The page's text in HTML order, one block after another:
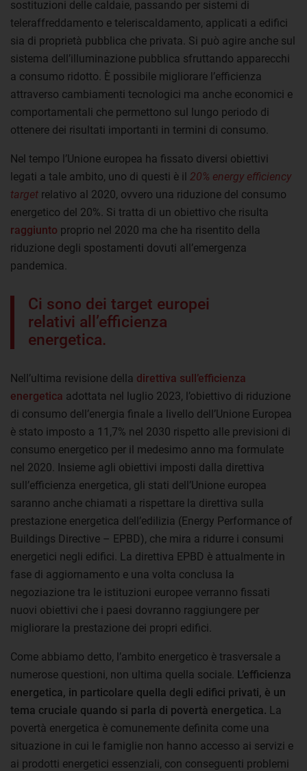
sostituzioni delle caldaie, passando per sistemi di
teleraffreddamento e teleriscaldamento, applicati a edifici
sia di proprietà pubblica che privata. Si può agire anche sul
sistema dell’illuminazione pubblica sfruttando apparecchi
a consumo ridotto. È possibile migliorare l’efficienza
attraverso cambiamenti tecnologici ma anche economici e
comportamentali che permettono sul lungo periodo di
ottenere dei risultati importanti in termini di consumo.
Nel tempo l’Unione europea ha fissato diversi obiettivi
legati a tale ambito, uno di questi è il 20% energy efficiency
target relativo al 2020, ovvero una riduzione del consumo
energetico del 20%. Si tratta di un obiettivo che risulta
raggiunto proprio nel 2020 ma che ha risentito della
riduzione degli spostamenti dovuti all’emergenza
pandemica.
Ci sono dei target europei
relativi all’efficienza
energetica.
Nell’ultima revisione della direttiva sull’efficienza
energetica adottata nel luglio 2023, l’obiettivo di riduzione
di consumo dell’energia finale a livello dell’Unione Europea
è stato imposto a 11,7% nel 2030 rispetto alle previsioni di
consumo energetico per il medesimo anno ma formulate
nel 2020. Insieme agli obiettivi imposti dalla direttiva
sull’efficienza energetica, gli stati dell’Unione europea
saranno anche chiamati a rispettare la direttiva sulla
prestazione energetica dell’edilizia (Energy Performance of
Buildings Directive – EPBD), che mira a ridurre i consumi
energetici negli edifici. La direttiva EPBD è attualmente in
fase di aggiornamento e una volta conclusa la
negoziazione tra le istituzioni europee verranno fissati
nuovi obiettivi che i paesi dovranno raggiungere per
migliorare la prestazione dei propri edifici.
Come abbiamo detto, l’ambito energetico è trasversale a
numerose questioni, non ultima quella sociale. L’efficienza
energetica, in particolare quella degli edifici privati, è un
tema cruciale quando si parla di povertà energetica. La
povertà energetica è comunemente definita come una
situazione in cui le famiglie non hanno accesso ai servizi e
ai prodotti energetici essenziali, con conseguenti problemi